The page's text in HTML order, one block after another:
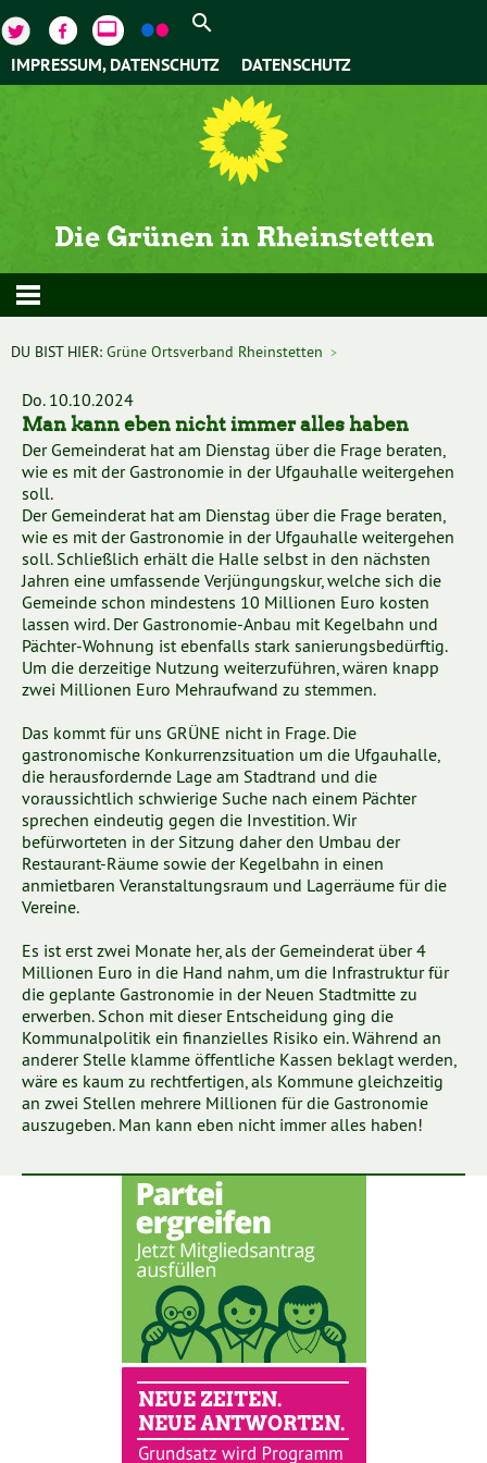
video_label
IMPRESSUM, DATENSCHUTZ DATENSCHUTZ
DU BIST HIER: Grüne Ortsverband Rheinstetten >
Do. 10.10.2024
Man kann eben nicht immer alles haben
Der Gemeinderat hat am Dienstag über die Frage beraten,
wie es mit der Gastronomie in der Ufgauhalle weitergehen
soll.
Der Gemeinderat hat am Dienstag über die Frage beraten,
wie es mit der Gastronomie in der Ufgauhalle weitergehen
soll. Schließlich erhält die Halle selbst in den nächsten
Jahren eine umfassende Verjüngungskur, welche sich die
Gemeinde schon mindestens 10 Millionen Euro kosten
lassen wird. Der Gastronomie-Anbau mit Kegelbahn und
Pächter-Wohnung ist ebenfalls stark sanierungsbedürftig.
Um die derzeitige Nutzung weiterzuführen, wären knapp
zwei Millionen Euro Mehraufwand zu stemmen.
Das kommt für uns GRÜNE nicht in Frage. Die
gastronomische Konkurrenzsituation um die Ufgauhalle,
die herausfordernde Lage am Stadtrand und die
voraussichtlich schwierige Suche nach einem Pächter
sprechen eindeutig gegen die Investition. Wir
befürworteten in der Sitzung daher den Umbau der
Restaurant-Räume sowie der Kegelbahn in einen
anmietbaren Veranstaltungsraum und Lagerräume für die
Vereine.
Es ist erst zwei Monate her, als der Gemeinderat über 4
Millionen Euro in die Hand nahm, um die Infrastruktur für
die geplante Gastronomie in der Neuen Stadtmitte zu
erwerben. Schon mit dieser Entscheidung ging die
Kommunalpolitik ein finanzielles Risiko ein. Während an
anderer Stelle klamme öffentliche Kassen beklagt werden,
wäre es kaum zu rechtfertigen, als Kommune gleichzeitig
an zwei Stellen mehrere Millionen für die Gastronomie
auszugeben. Man kann eben nicht immer alles haben!